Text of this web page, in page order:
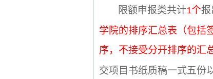
限额申报类共计1个报
学院的排序汇总表（包括
序，不接受分开排序的汇
交项目书纸质稿一式五份